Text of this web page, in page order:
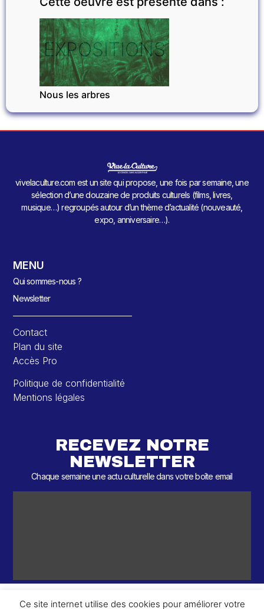
EXPOSITIONS
Nous les arbres
vivelaculture.com est un site qui propose, une fois par semaine, une
sélection d’une douzaine de produits culturels (films, livres,
musique…) regroupés autour d’un thème d’actualité (nouveauté,
expo, anniversaire…).
MENU
Qui sommes-nous ?
Newsletter
Contact
Plan du site
Accès Pro
Politique de confidentialité
Mentions légales
RECEVEZ NOTRE
NEWSLETTER
Chaque semaine une actu culturelle dans votre boîte email
Ce site internet utilise des cookies pour améliorer votre